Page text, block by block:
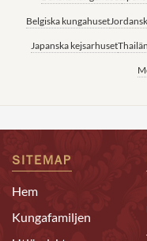
Belgiska kungahuset
Japanska kejsarhuset
SITEMAP
Hem
Kungafamiljen